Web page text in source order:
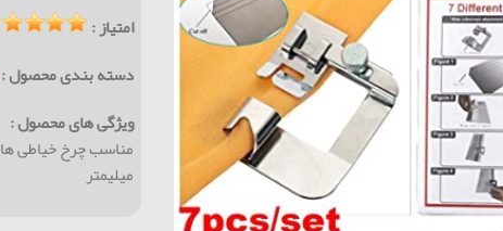
امتیاز :
دسته بندی محصول :
ویژگی های محصول :
میلیمتر